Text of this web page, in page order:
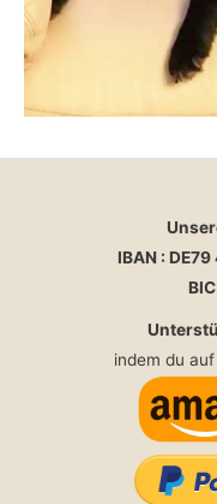
IBAN :
indem du